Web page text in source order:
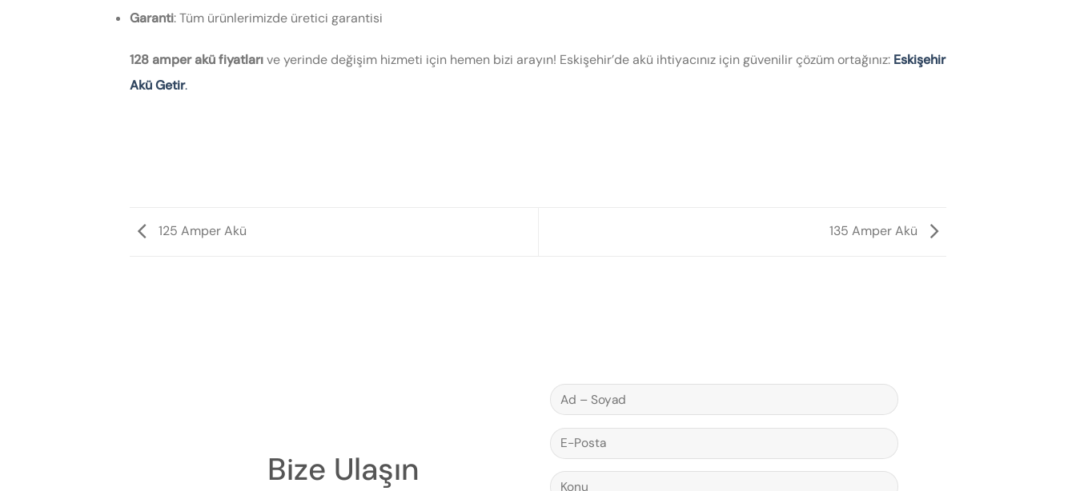
Garanti: Tüm ürünlerimizde üretici garantisi
128 amper akü fiyatlarıve yerinde değişim hizmeti için hemen bizi arayın! Eskişehir’de akü ihtiyacınız için güvenilir çözüm ortağınız: Eskişehir
Akü Getir.
125 Amper Akü 135 Amper Akü
Bize Ulaşın